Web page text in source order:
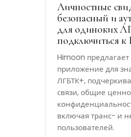
Личностные
безопасный и
для одиноких
подключиться
Himoon
приложение для
ЛГБТК+,
связи, общие
включая транс- и
пользователей.